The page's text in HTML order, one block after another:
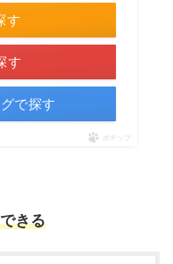
す
す
で探す
ポチップ
きる